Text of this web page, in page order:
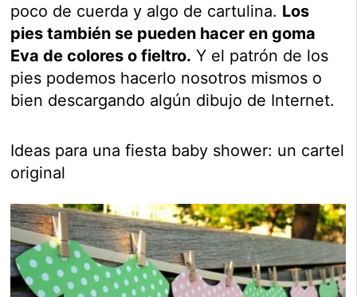
poco de cuerda y algo de cartulina. Los
pies también se pueden hacer en goma
Eva de colores o fieltro. Y el patrón de los
pies podemos hacerlo nosotros mismos o
bien descargando algún dibujo de Internet.
Ideas para una fiesta baby shower: un cartel
original